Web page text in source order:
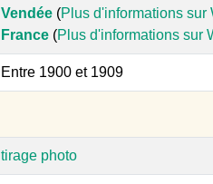
Vendée (Plus d'informations sur
France (Plus d'informations sur
Entre 1900 et 1909
tirage photo